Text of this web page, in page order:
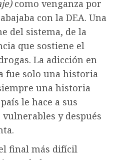
como venganza por
con la DEA. Una
del sistema, de la
que sostiene el
La adicción en
fue solo una historia
una historia
le hace a sus
y después
final más difícil